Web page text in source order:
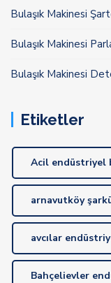
Bulaşık Makinesi
Bulaşık Makinesi
Bulaşık Makinesi
Etiketler
Acil endüstriyel
arnavutköy
avcılar
Bahçelievler